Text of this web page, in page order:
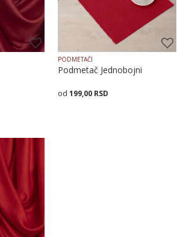
u korpu
PODMETAČI
Podmetač Jednobojni
199,00 RSD